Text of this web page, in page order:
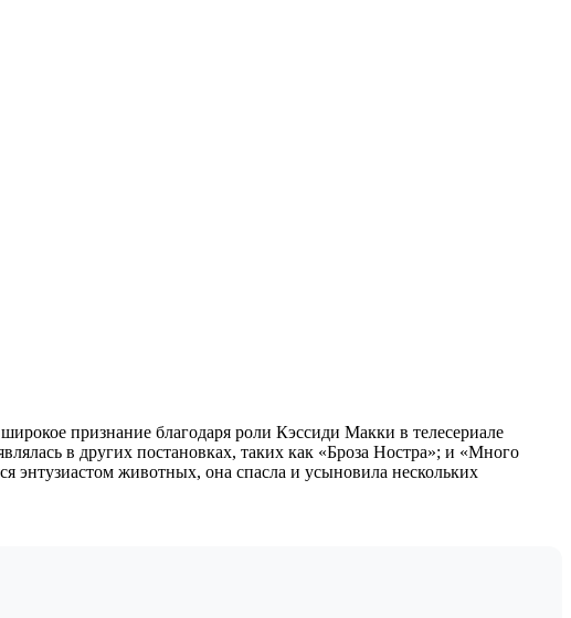
признание благодаря роли Кэссиди Макки в телесериале
в других постановках, таких как «Броза Ностра»; и «Много
животных, она спасла и усыновила нескольких